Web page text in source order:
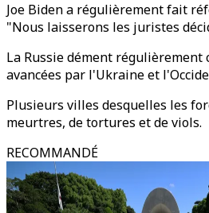
Joe Biden a régulièrement fait
"Nous laisserons les juristes
La Russie dément
avancées par l'Ukraine et
Plusieurs villes desquelles les
meurtres, de tortures et de viols.
RECOMMANDÉ